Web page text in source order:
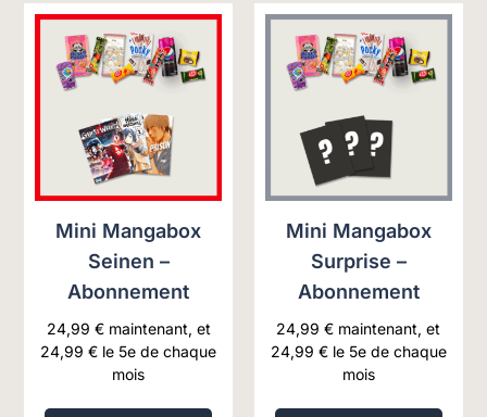
Mini Mangabox
Seinen –
Abonnement
24,99 € maintenant, et
24,99€ le 5e de chaque
mois
Mini Mangabox
Surprise –
Abonnement
24,99€ maintenant, et
24,99 € le 5e de chaque
mois